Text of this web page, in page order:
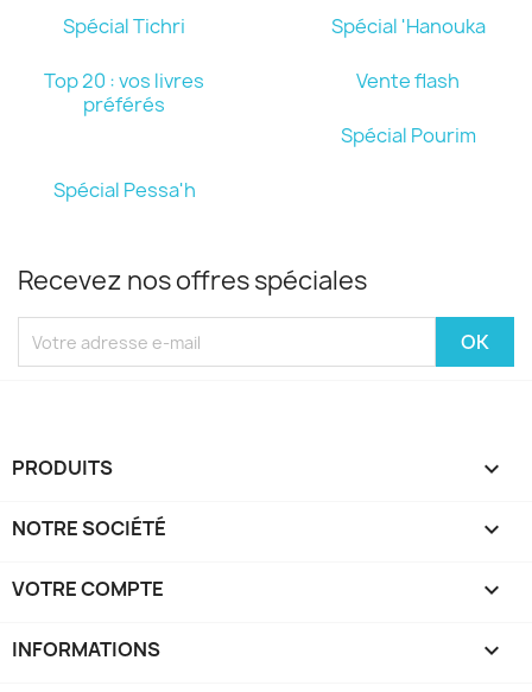
Spécial Tichri Spécial 'Hanouka
Top 20 : vos livres
préférés
Vente flash
Spécial Pourim
Spécial Pessa'h
Recevez nos offres spéciales
PRODUITS 
NOTRE SOCIÉTÉ 
VOTRE COMPTE 
INFORMATIONS keyboard_arrow_down